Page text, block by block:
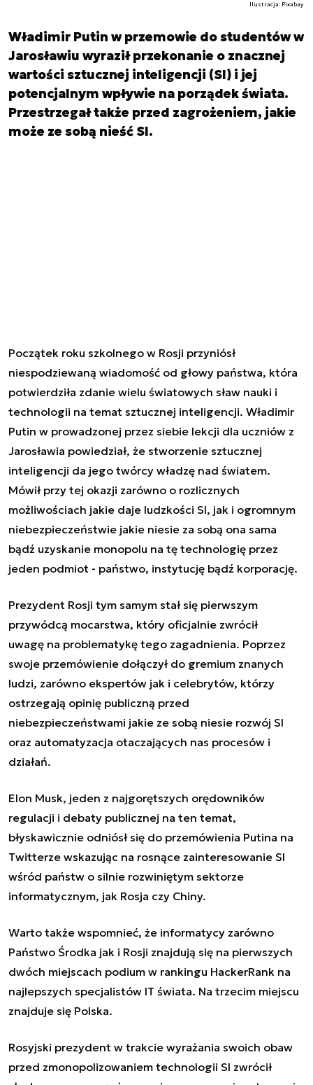
Ilustracja: Pixabay
Władimir Putin w przemowie do studentów w
Jarosławiu wyraził przekonanie o znacznej
wartości sztucznej inteligencji (SI) i jej
potencjalnym wpływie na porządek świata.
Przestrzegał także przed zagrożeniem, jakie
może ze sobą nieść SI.
Początek roku szkolnego w Rosji przyniósł
niespodziewaną wiadomość od głowy państwa, która
potwierdziła zdanie wielu światowych sław nauki i
technologii na temat sztucznej inteligencji. Władimir
Putin w prowadzonej przez siebie lekcji dla uczniów z
Jarosławia powiedział, że stworzenie sztucznej
inteligencji da jego twórcy władzę nad światem.
Mówił przy tej okazji zarówno o rozlicznych
możliwościach jakie daje ludzkości SI, jak i ogromnym
niebezpieczeństwie jakie niesie za sobą ona sama
bądź uzyskanie monopolu na tę technologię przez
jeden podmiot - państwo, instytucję bądź korporację.
Prezydent Rosji tym samym stał się pierwszym
przywódcą mocarstwa, który oficjalnie zwrócił
uwagę na problematykę tego zagadnienia. Poprzez
swoje przemówienie dołączył do gremium znanych
ludzi, zarówno ekspertów jak i celebrytów, którzy
ostrzegają opinię publiczną przed
niebezpieczeństwami jakie ze sobą niesie rozwój SI
oraz automatyzacja otaczających nas procesów i
działań.
Elon Musk, jeden z najgorętszych orędowników
regulacji i debaty publicznej na ten temat,
błyskawicznie odniósł się do przemówienia Putina na
Twitterze wskazując na rosnące zainteresowanie SI
wśród państw o silnie rozwiniętym sektorze
informatycznym, jak Rosja czy Chiny.
Warto także wspomnieć, że informatycy zarówno
Państwo Środka jak i Rosji znajdują się na pierwszych
dwóch miejscach podium w rankingu HackerRank na
najlepszych specjalistów IT świata. Na trzecim miejscu
znajduje się Polska.
Rosyjski prezydent w trakcie wyrażania swoich obaw
przed zmonopolizowaniem technologii SI zwrócił